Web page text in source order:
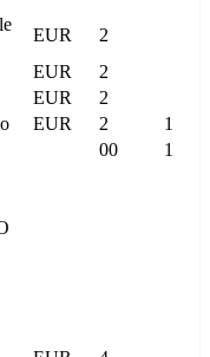
EUR
2
EUR
2
EUR
2
EUR 2
1
00 1